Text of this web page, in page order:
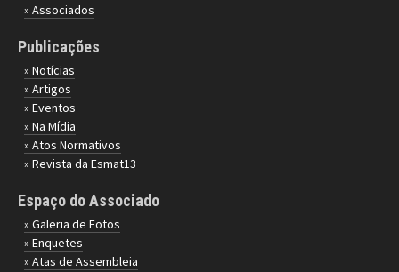
» Associados
Publicações
» Notícias
» Artigos
» Eventos
» Na Mídia
» Atos Normativos
» Revista da Esmat13
Espaço do Associado
» Galeria de Fotos
» Enquetes
» Atas de Assembleia